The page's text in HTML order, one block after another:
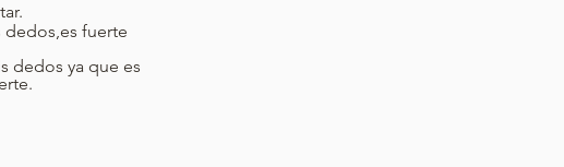
fuerte
dedos ya que es